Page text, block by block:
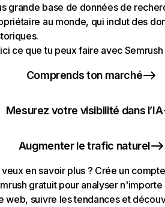
grande base de données de
au monde, qui inclut des
ce que tu peux faire avec Semrush
Comprends ton marché
Mesurez votre visibilité dans l’IA
Augmenter le trafic naturel
veux en savoir plus ? Crée un compte
gratuit pour analyser n'importe
web, suivre les tendances et